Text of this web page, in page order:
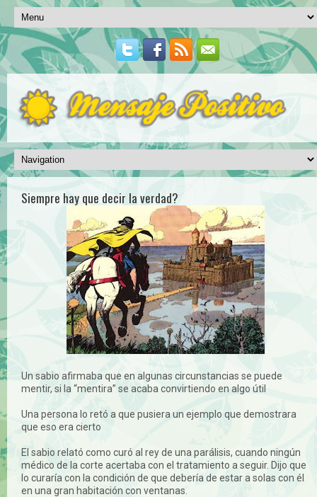
Siempre hay que decir la verdad?
Un sabio afirmaba que en algunas circunstancias se puede
mentir, si la “mentira” se acaba convirtiendo en algo útil
Una persona lo retó a que pusiera un ejemplo que demostrara
que eso era cierto
El sabio relató como curó al rey de una parálisis, cuando ningún
médico de la corte acertaba con el tratamiento a seguir. Dijo que
lo curaría con la condición de que debería de estar a solas con él
en una gran habitación con ventanas.